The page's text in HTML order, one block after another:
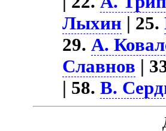
Лыхин | 25.
29.А.
Славнов |
| 58.В.